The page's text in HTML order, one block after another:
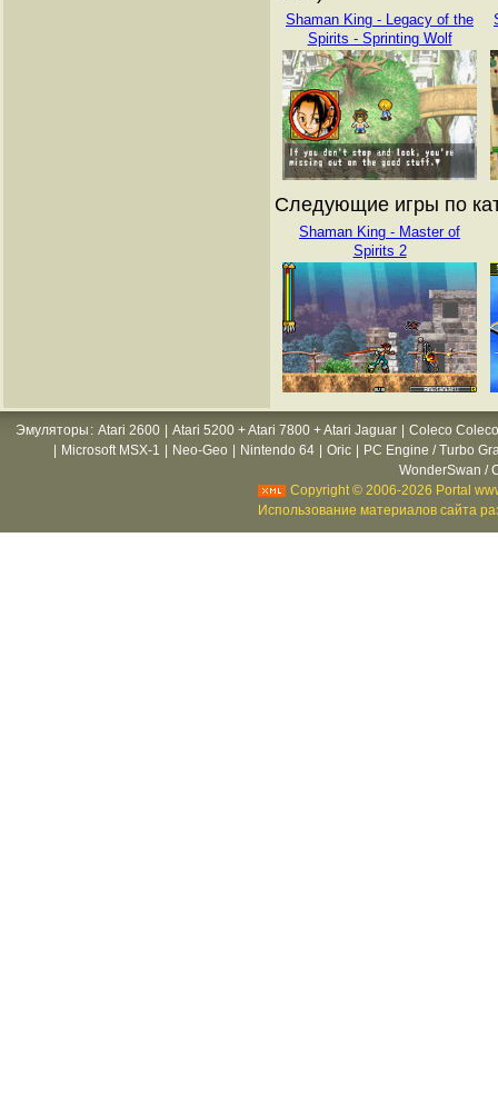
Shaman King - Legacy of the
Spirits - Sprinting Wolf
Следующие игры по
Shaman King - Master of
Spirits 2
Эмуляторы : Atari 2600 Atari 5200 + Atari 7800 + Atari Jaguar
Coleco
Microsoft MSX-1 Neo-Geo Nintendo 64 Oric
PC Engine / Turbo
WonderSwan /
Copyright © 2006-2026 Portal
Использование материалов сайта